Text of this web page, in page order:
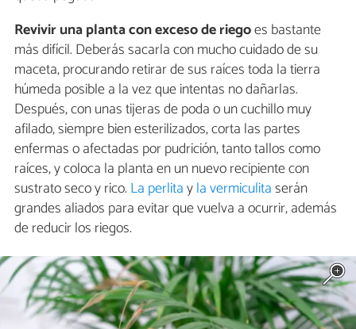
Revivir una planta con exceso de riegoes bastante
más difícil. Deberás sacarla con mucho cuidado de su
maceta, procurando retirar de sus raíces toda la tierra
húmeda posible a la vez que intentas no dañarlas.
Después, con unas tijeras de poda o un cuchillo muy
afilado, siempre bien esterilizados, corta las partes
enfermas o afectadas por pudrición, tanto tallos como
raíces, y coloca la planta en un nuevo recipiente con
sustrato seco y rico. La perlitayla vermiculitaserán
grandes aliados para evitar que vuelva a ocurrir, además
de reducir los riegos.